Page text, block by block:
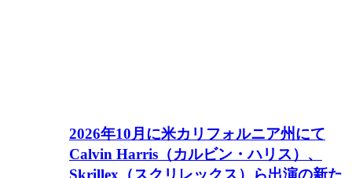
2026年10月に米カリフォルニア州にて
Calvin Harris（カルビン・ハリス）、
Skrillex（スクリレックス）ら出演の新た